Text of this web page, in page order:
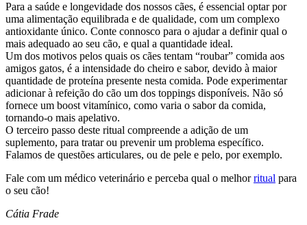
Para a saúde e longevidade dos nossos cães, é essencial optar por
uma alimentação equilibrada e de qualidade, com um complexo
antioxidante único. Conte connosco para o ajudar a definir qual o
mais adequado ao seu cão, e qual a quantidade ideal.
Um dos motivos pelos quais os cães tentam “roubar” comida aos
amigos gatos, é a intensidade do cheiro e sabor, devido à maior
quantidade de proteína presente nesta comida. Pode experimentar
adicionar à refeição do cão um dos toppings disponíveis. Não só
fornece um boost vitamínico, como varia o sabor da comida,
tornando-o mais apelativo.
O terceiro passo deste ritual compreende a adição de um
suplemento, para tratar ou prevenir um problema específico.
Falamos de questões articulares, ou de pele e pelo, por exemplo.
Fale com um médico veterinário e perceba qual o melhorritual para
o seu cão!
Cátia Frade